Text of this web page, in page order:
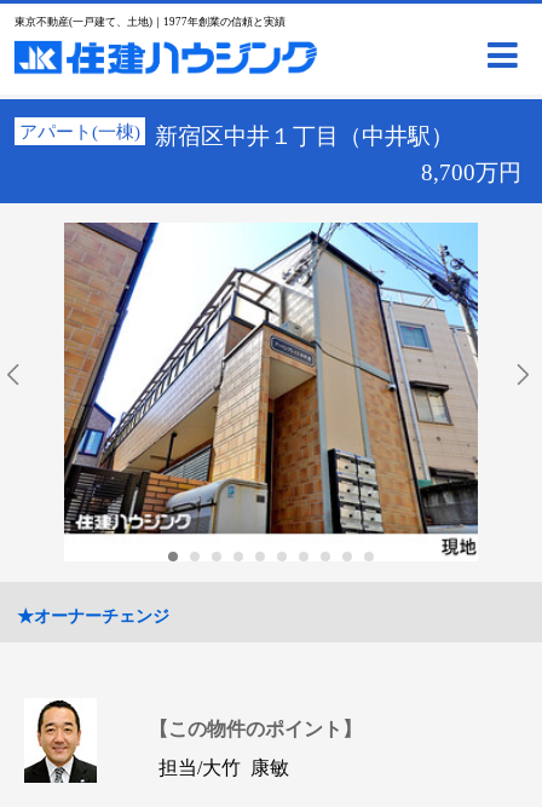
東京不動産(一戸建て、土地)｜1977年創業の信頼と実績
アパート(一棟)
新宿区中井１丁目（中井駅）
8,700万円
★オーナーチェンジ
【この物件のポイント】
担当/大竹 康敏